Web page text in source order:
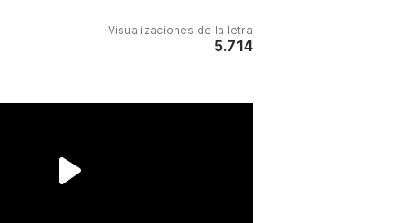
Visualizaciones de la letra
5.714